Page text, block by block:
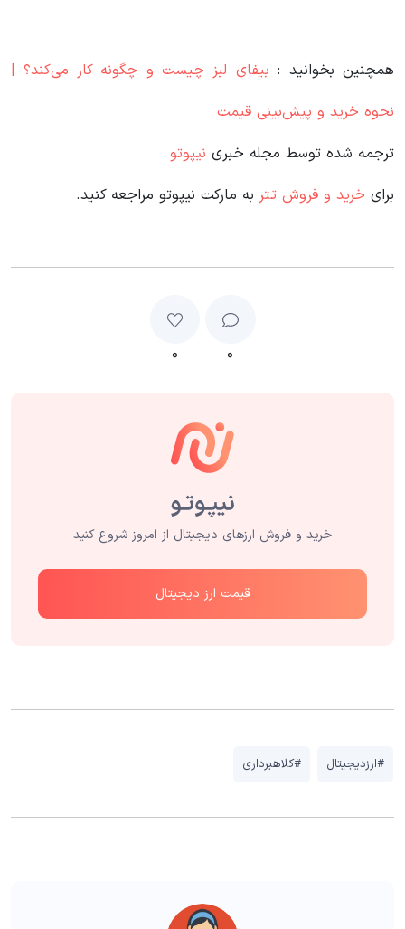
همچنین بخوانید : بیفای لبز چیست و چگونه کار می‌کند؟ |
نحوه خرید و پیش‌بینی قیمت
ترجمه شده توسط مجله خبری نیپوتو
برای خرید و فروش تتر به مارکت نیپوتو مراجعه کنید.
۰ ۰
خرید و فروش ارزهای دیجیتال از امروز شروع کنید
قیمت ارز دیجیتال
#ارزدیجیتال #کلاهبرداری